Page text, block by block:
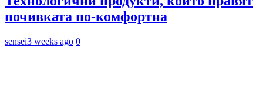
почивката по-комфортна
sensei3 weeks ago 0